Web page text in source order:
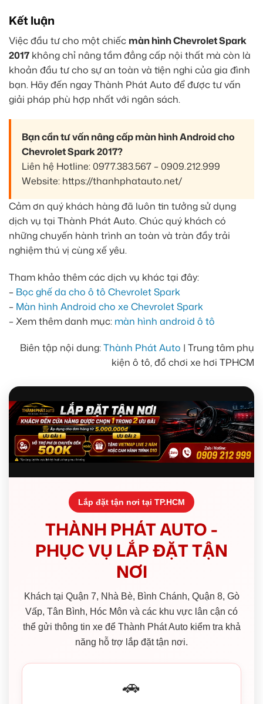
Kết luận
Việc đầu tư cho một chiếc màn hình Chevrolet Spark
2017 không chỉ nâng tầm đẳng cấp nội thất mà còn là
khoản đầu tư cho sự an toàn và tiện nghi của gia đình
bạn. Hãy đến ngay Thành Phát Auto để được tư vấn
giải pháp phù hợp nhất với ngân sách.
Bạn cần tư vấn nâng cấp màn hình Android cho
Chevrolet Spark 2017?
Liên hệ Hotline: 0977.383.567 – 0909.212.999
Website: https://thanhphatauto.net/
Cảm ơn quý khách hàng đã luôn tin tưởng sử dụng
dịch vụ tại Thành Phát Auto. Chúc quý khách có
những chuyến hành trình an toàn và tràn đầy trải
nghiệm thú vị cùng xế yêu.
Tham khảo thêm các dịch vụ khác tại đây:
– Bọc ghế da cho ô tô Chevrolet Spark
– Màn hình Android cho xe Chevrolet Spark
– Xem thêm danh mục: màn hình android ô tô
Biên tập nội dung:Thành Phát Auto | Trung tâm phụ
kiện ô tô, đồ chơi xe hơi TPHCM
Lắp đặt tận nơi tại TP.HCM
THÀNH PHÁT AUTO -
PHỤC VỤ LẮP ĐẶT TẬN
NƠI
Khách tại Quận 7, Nhà Bè, Bình Chánh, Quận 8, Gò
Vấp, Tân Bình, Hóc Môn và các khu vực lân cận có
thể gửi thông tin xe để Thành Phát Auto kiểm tra khả
năng hỗ trợ lắp đặt tận nơi.
🚗